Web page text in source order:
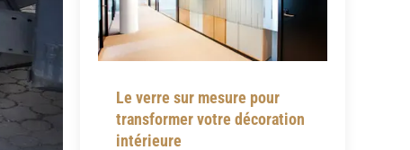
Le verre sur mesure pour
transformer votre décoration
intérieure